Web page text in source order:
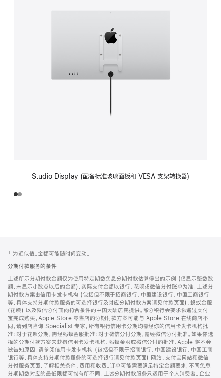
Studio Display (配备标准玻璃面板和 VESA 支架转换器)
页
页
脚
注
‡ 为近似值。金额可能随时间变动。
分期付款服务的条件
上述所示分期付款金额仅为使用特定期数免息分期付款估算得出的示例 (仅显示整数数
额，未显示小数点以后的金额)，实际支付金额以银行、花呗或微信分付账单为准。上述分
期付款方案由信用卡发卡机构 (包括但不限于招商银行、中国建设银行、中国工商银行
等，具体支持分期付款服务的可选择银行及对应分期付款方案请见付款页面)、蚂蚁金服
(花呗) 以及微信分付面向符合条件的中国大陆居民提供。部分银行会要求你通过支付
宝完成购买。Apple Store 零售店的分期付款方案可能与 Apple Store 在线商店不
同，请到店咨询 Specialist 专家。所有银行信用卡分期均需经你的信用卡发卡机构批
准；对于花呗分期，需经蚂蚁金服批准；对于微信分付分期，需经微信分付批准。如果你选
择的分期付款方案未获得信用卡发卡机构、蚂蚁金服或微信分付的批准，Apple 将不会
被告知原因。请参阅信用卡发卡机构 (包括但不限于招商银行、中国建设银行、中国工商
银行等，具体支持分期付款服务的可选择银行请见付款页面) 网站、支付宝网站和微信
分付服务页面，了解相关条件、费用和收费。订单可能需要满足特定金额要求，不同免息
分期期数对应的最低限额可能有所不同。上述分期付款服务只适用于个人消费者。企业